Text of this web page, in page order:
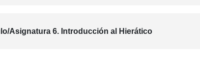
Asignatura 6. Introducción al Hierático